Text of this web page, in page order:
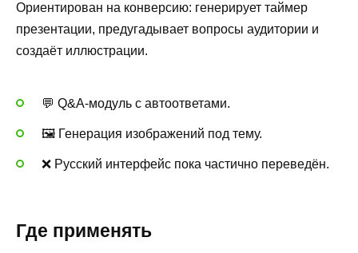
Ориентирован на конверсию: генерирует таймер
презентации, предугадывает вопросы аудитории и
создаёт иллюстрации.
💬 Q&A-модуль с автоответами.
🖼 Генерация изображений под тему.
❌ Русский интерфейс пока частично переведён.
Где применять